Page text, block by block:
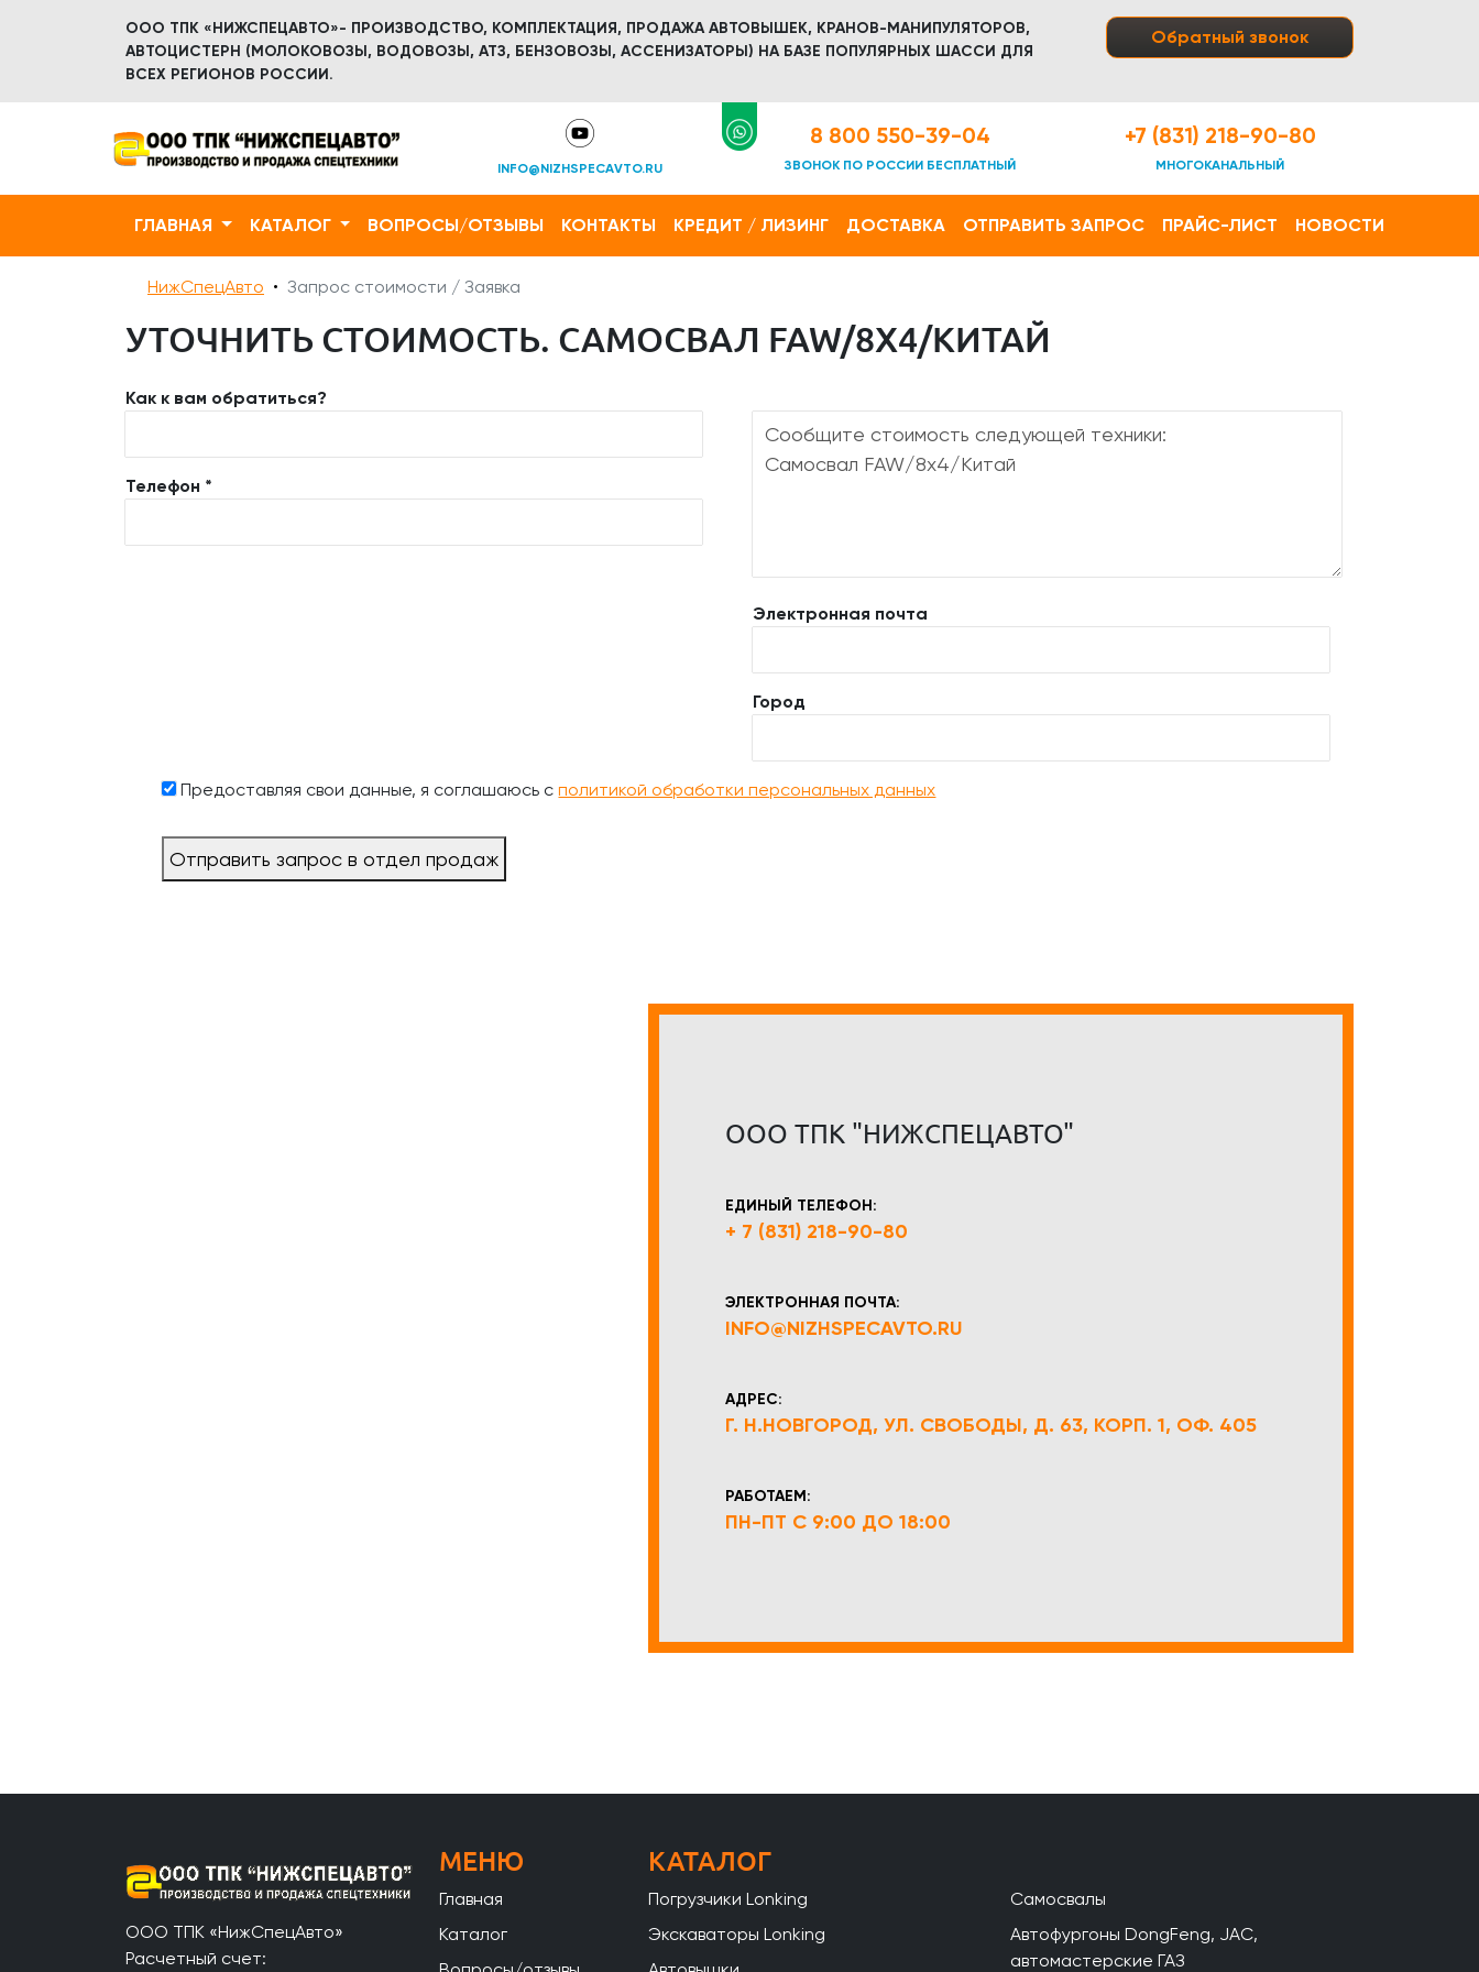
ООО ТПК «НИЖСПЕЦАВТО»- ПРОИЗВОДСТВО, КОМПЛЕКТАЦИЯ, ПРОДАЖА АВТОВЫШЕК, КРАНОВ-МАНИПУЛЯТОРОВ,
АВТОЦИСТЕРН (МОЛОКОВОЗЫ, ВОДОВОЗЫ, АТЗ, БЕНЗОВОЗЫ, АССЕНИЗАТОРЫ) НА БАЗЕ ПОПУЛЯРНЫХ ШАССИ ДЛЯ
ВСЕХ РЕГИОНОВ РОССИИ.
Обратный звонок
INFO@NIZHSPECAVTO.RU
8 800 550-39-04
ЗВОНОК ПО РОССИИ БЕСПЛАТНЫЙ
+7 (831) 218-90-80
МНОГОКАНАЛЬНЫЙ
ГЛАВНАЯ КАТАЛОГ ВОПРОСЫ/ОТЗЫВЫ КОНТАКТЫ КРЕДИТ / ЛИЗИНГ ДОСТАВКА ОТПРАВИТЬ ЗАПРОС ПРАЙС-ЛИСТ НОВОСТИ
НижСпецАвто Запрос стоимости / Заявка
УТОЧНИТЬ СТОИМОСТЬ. САМОСВАЛ FAW/8Х4/КИТАЙ
Как к вам обратиться?
Телефон *
Электронная почта
Город
Предоставляя свои данные, я соглашаюсь сполитикой обработки персональных данных
Отправить запрос в отдел продаж
ООО ТПК "НИЖСПЕЦАВТО"
ЕДИНЫЙ ТЕЛЕФОН:
+ 7 (831) 218-90-80
ЭЛЕКТРОННАЯ ПОЧТА:
INFO@NIZHSPECAVTO.RU
АДРЕС:
Г. Н.НОВГОРОД, УЛ. СВОБОДЫ, Д. 63, КОРП. 1, ОФ. 405
РАБОТАЕМ:
ПН-ПТ С 9:00 ДО 18:00
ООО ТПК «НижСпецАвто»
Расчетный счет:
МЕНЮ
Главная
Каталог
КАТАЛОГ
Погрузчики Lonking
Экскаваторы Lonking
Самосвалы
Автофургоны DongFeng, JAC,
автомастерские ГАЗ